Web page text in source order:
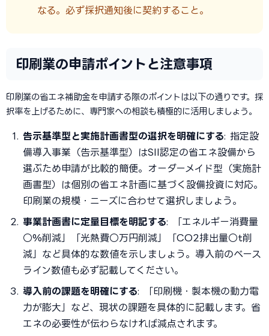
なる。必ず採択通知後に契約すること。
印刷業の申請ポイントと注意事項
印刷業の省エネ補助金を申請する際のポイントは以下の通りです。採
択率を上げるために、専門家への相談も積極的に活用しましょう。
告示基準型と実施計画書型の選択を明確にする: 指定設
備導入事業（告示基準型）はSII認定の省エネ設備から
選ぶため申請が比較的簡便。オーダーメイド型（実施計
画書型）は個別の省エネ計画に基づく設備投資に対応。
印刷業の規模・ニーズに合わせて選択しましょう。
事業計画書に定量目標を明記する: 「エネルギー消費量
○%削減」「光熱費○万円削減」「CO2排出量○t削
減」など具体的な数値を示しましょう。導入前のベース
ライン数値も必ず記載してください。
導入前の課題を明確にする: 「印刷機・製本機の動力電
力が膨大」など、現状の課題を具体的に記載します。省
エネの必要性が伝わらなければ減点されます。